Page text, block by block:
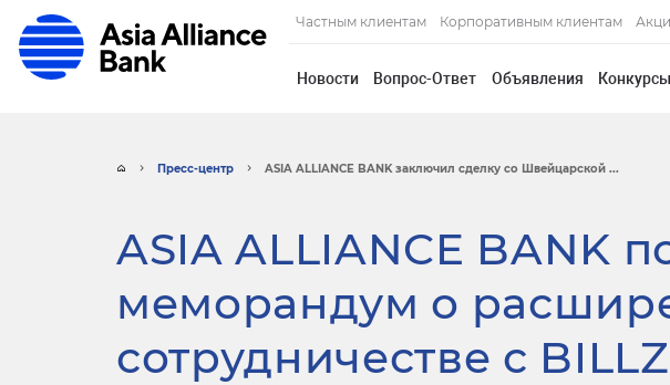
Частным клиентам Корпоративным клиентам
Новости Вопрос-Ответ Объявления
Пресс-центр ASIA ALLIANCE BANK заключил сделку со Швейцарской ...
ASIA ALLIANCE BANK
меморандум о
сотрудничестве с BILLZ